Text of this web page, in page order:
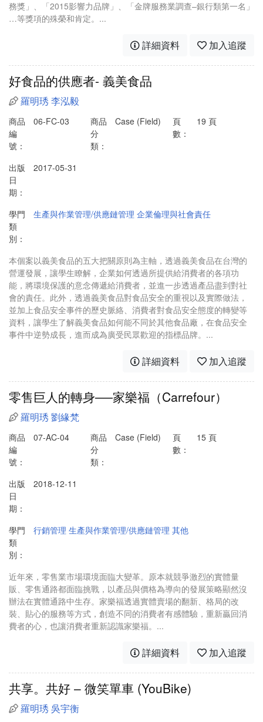
務獎」、「2015影響力品牌」、「金牌服務業調查–銀行類第一名」
…等獎項的殊榮和肯定。...
詳細資料 加入追蹤
好食品的供應者- 義美食品
羅明琇 李泓毅
商品
編
號：
06-FC-03
商品
分
類：
Case (Field)
頁
數：
19 頁
出版
日
期：
2017-05-31
學門
類
別：
生產與作業管理/供應鏈管理 企業倫理與社會責任
本個案以義美食品的五大把關原則為主軸，透過義美食品在台灣的
營運發展，讓學生瞭解，企業如何透過所提供給消費者的各項功
能，將環境保護的意念傳遞給消費者，並進一步透過產品盡到對社
會的責任。此外，透過義美食品對食品安全的重視以及實際做法，
並加上食品安全事件的歷史脈絡、消費者對食品安全態度的轉變等
資料，讓學生了解義美食品如何能不同於其他食品廠，在食品安全
事件中逆勢成長，進而成為廣受民眾歡迎的指標品牌。...
詳細資料 加入追蹤
零售巨人的轉身──家樂福（Carrefour）
羅明琇 劉緣梵
商品
編
號：
07-AC-04
商品
分
類：
Case (Field)
頁
數：
15 頁
出版
日
期：
2018-12-11
學門
類
別：
行銷管理 生產與作業管理/供應鏈管理 其他
近年來，零售業市場環境面臨大變革。原本就競爭激烈的實體量
販、零售通路都面臨挑戰，以產品與價格為導向的發展策略顯然沒
辦法在實體通路中生存。家樂福透過實體賣場的翻新、格局的改
裝、貼心的服務等方式，創造不同的消費者有感體驗，重新贏回消
費者的心，也讓消費者重新認識家樂福。...
詳細資料 加入追蹤
共享。共好 – 微笑單車 (YouBike)
羅明琇 吳宇衡